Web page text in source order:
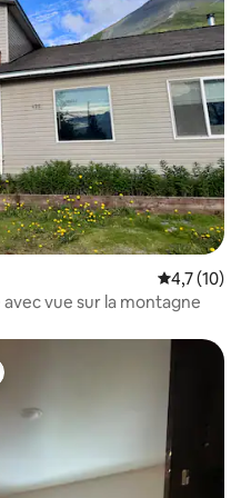
Évaluation
4,7 (10)
vue sur la montagne
appréciés